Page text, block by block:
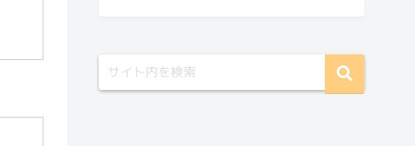
十分時間が経ったかどうかを判断する